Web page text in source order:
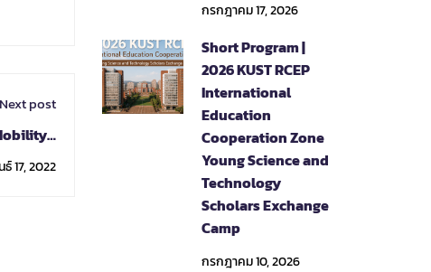
Next post
-
Project
17, 2022
กรกฎาคม 17, 2026
Short Program |
2026 KUST RCEP
International
Education
Cooperation Zone
Young Science and
Technology
Scholars Exchange
Camp
กรกฎาคม 10, 2026